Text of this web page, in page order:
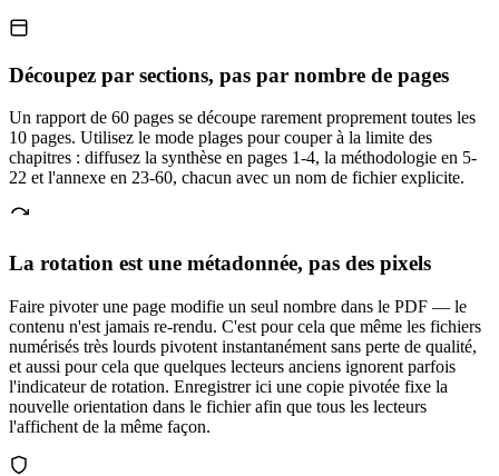
Découpez par sections, pas par nombre de pages
Un rapport de 60 pages se découpe rarement proprement toutes les
10 pages. Utilisez le mode plages pour couper à la limite des
chapitres : diffusez la synthèse en pages 1-4, la méthodologie en 5-
22 et l'annexe en 23-60, chacun avec un nom de fichier explicite.
La rotation est une métadonnée, pas des pixels
Faire pivoter une page modifie un seul nombre dans le PDF — le
contenu n'est jamais re-rendu. C'est pour cela que même les fichiers
numérisés très lourds pivotent instantanément sans perte de qualité,
et aussi pour cela que quelques lecteurs anciens ignorent parfois
l'indicateur de rotation. Enregistrer ici une copie pivotée fixe la
nouvelle orientation dans le fichier afin que tous les lecteurs
l'affichent de la même façon.